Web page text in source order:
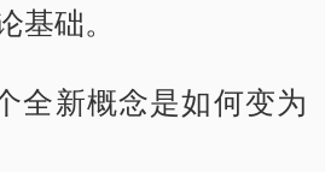
基础。
新概念是如何变为